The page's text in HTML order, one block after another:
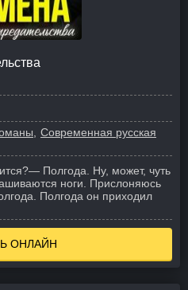
Современная русская
— Полгода. Ну, может, чуть
ноги. Прислоняюсь
Полгода он приходил
ОНЛАЙН